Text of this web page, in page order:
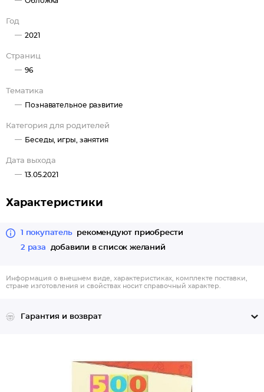
Год
2021
Страниц
96
Тематика
Познавательное развитие
Категория для родителей
Беседы, игры, занятия
Дата выхода
13.05.2021
Характеристики
1 покупатель
рекомендуют приобрести
2 раза
добавили в список желаний
Информация о внешнем виде, характеристиках, комплекте поставки,
стране изготовления и свойствах носит справочный характер.
Гарантия и возврат